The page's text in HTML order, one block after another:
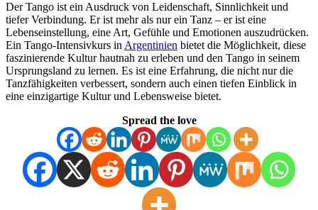
Der Tango ist ein Ausdruck von Leidenschaft, Sinnlichkeit und
tiefer Verbindung. Er ist mehr als nur ein Tanz – er ist eine
Lebenseinstellung, eine Art, Gefühle und Emotionen auszudrücken.
Ein Tango-Intensivkurs in Argentinien bietet die Möglichkeit, diese
faszinierende Kultur hautnah zu erleben und den Tango in seinem
Ursprungsland zu lernen. Es ist eine Erfahrung, die nicht nur die
Tanzfähigkeiten verbessert, sondern auch einen tiefen Einblick in
eine einzigartige Kultur und Lebensweise bietet.
Spread the love